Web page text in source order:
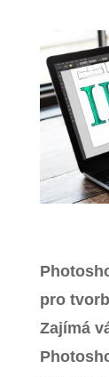
pro
Zajímá